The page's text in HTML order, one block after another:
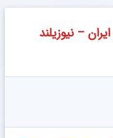
– نیوزیلند